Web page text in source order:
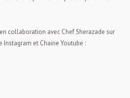
collaboration avec Chef Sherazade sur
et Chaine Youtube :